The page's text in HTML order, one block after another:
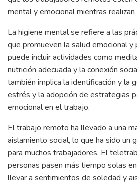
mental y emocional mientras
La higiene mental se refiere a las
que promueven la salud emocional y
puede incluir actividades como
nutrición adecuada y la conexión
también implica la identificación y la
estrés y la adopción de estrategias
emocional en el trabajo.
El trabajo remoto ha llevado a una
aislamiento social, lo que ha sido un
para muchos trabajadores. El
personas pasen más tiempo solas
llevar a sentimientos de soledad y